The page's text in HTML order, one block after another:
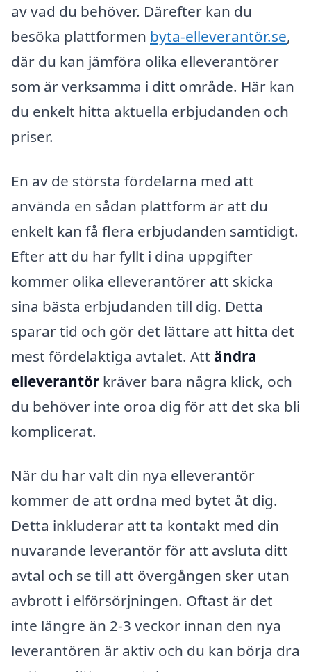
av vad du behöver. Därefter kan du
besöka plattformen byta-elleverantör.se,
där du kan jämföra olika elleverantörer
som är verksamma i ditt område. Här kan
du enkelt hitta aktuella erbjudanden och
priser.
En av de största fördelarna med att
använda en sådan plattform är att du
enkelt kan få flera erbjudanden samtidigt.
Efter att du har fyllt i dina uppgifter
kommer olika elleverantörer att skicka
sina bästa erbjudanden till dig. Detta
sparar tid och gör det lättare att hitta det
mest fördelaktiga avtalet. Att ändra
elleverantör kräver bara några klick, och
du behöver inte oroa dig för att det ska bli
komplicerat.
När du har valt din nya elleverantör
kommer de att ordna med bytet åt dig.
Detta inkluderar att ta kontakt med din
nuvarande leverantör för att avsluta ditt
avtal och se till att övergången sker utan
avbrott i elförsörjningen. Oftast är det
inte längre än 2-3 veckor innan den nya
leverantören är aktiv och du kan börja dra